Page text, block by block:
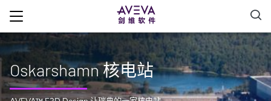
Oskarshamn 核电站